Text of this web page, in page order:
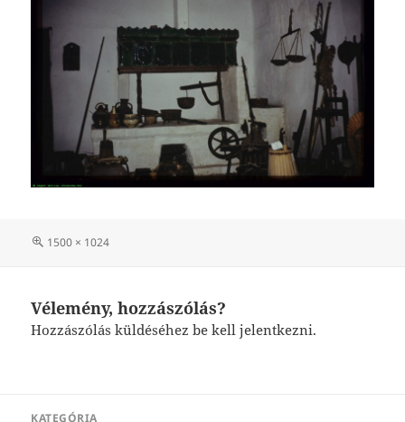
Teljes
1500 × 1024
Vélemény, hozzászólás?
Hozzászólás küldéséhezbe kell jelentkezni.
KATEGÓRIA